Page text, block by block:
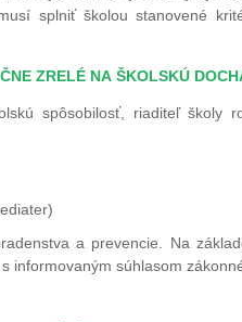
splniť školou stanovené
ZRELÉ NA ŠKOLSKÚ
spôsobilosť, riaditeľ školy
a prevencie. Na
informovaným súhlasom